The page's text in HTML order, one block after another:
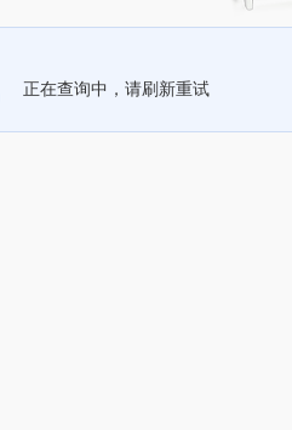
正在查询中，请刷新重试